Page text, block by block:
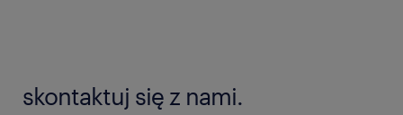
skontaktuj się z nami.